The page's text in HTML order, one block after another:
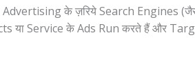
के ज़रिये Search Engines
या Service के Ads Run करते हैं और